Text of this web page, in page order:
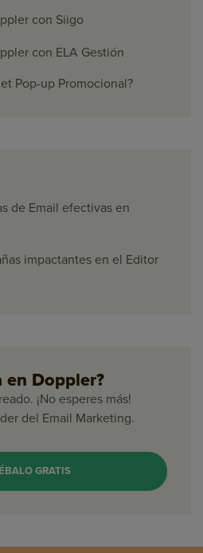
con Siigo
con ELA Gestión
Pop-up Promocional?
de Email efectivas en
impactantes en el Editor
en Doppler?
¡No esperes más!
del Email Marketing.
GRATIS